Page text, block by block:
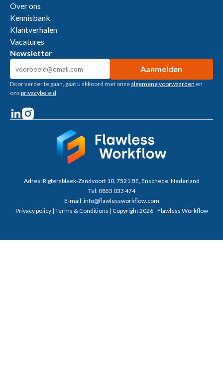
Over ons
Kennisbank
Klantverhalen
Vacatures
Adres:Rigtersbleek-Zandvoort 10, 7521 BE, Enschede, Nederland
Tel:0853 033 474
E-mail:info@flawlessworkflow.com
Newsletter
Door verder te gaan, gaat u akkoord met onzealgemene voorwaarden en
ons privacybeleid
Privacy policy| Terms & Conditions | Copyright 2026 - Flawless Workflow